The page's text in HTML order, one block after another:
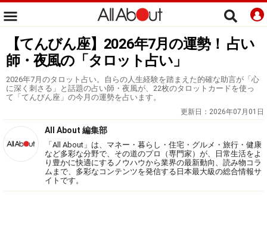
【てんびん座】2026年7月の運勢！ 占い
師・夜風の「タロット占い」
2026年7月のタロット占い。自らの人生経験を踏まえた的確な助言が「心
に深く刺さる」と話題の占い師・夜風が、22枚のタロットカードを使っ
て「てんびん座」の今月の運勢を占います。
更新日： 2026年07月01日
All About 編集部
「All About」は、マネー・暮らし・住宅・グルメ・旅行・健康
など多彩な分野で、その道のプロ（専門家）が、日常生活をよ
り豊かに快適にするノウハウから業界の最新動向、読み物コラ
ムまで、多彩なコンテンツを発信する日本最大級の総合情報サ
イトです。